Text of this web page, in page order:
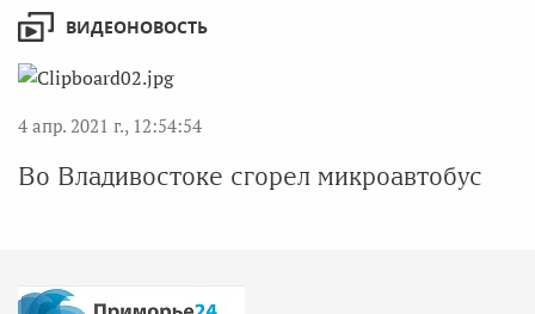
ВИДЕОНОВОСТЬ
4 апр. 2021 г., 12:54:54
Во Владивостоке сгорел микроавтобус